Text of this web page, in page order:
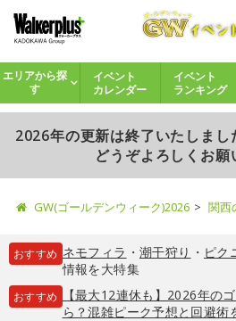
エリアから探
す
イベント
カレンダー
イベント
ランキング
2026年の更新は終了いたしま
どうぞよろしくお願
GW(ゴールデンウィーク)2026 関西
おすすめ ネモフィラ ・ 潮干狩り ・ ピク
情報を大特集
おすすめ
【最大12連休も】2026年の
ら？混雑ピーク予想と回避術